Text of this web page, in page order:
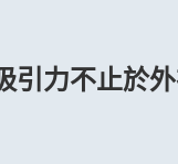
力不止於